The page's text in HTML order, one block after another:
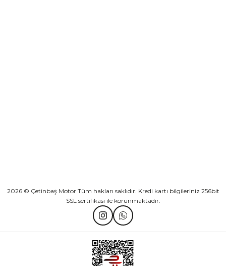
2026 © Çetinbaş Motor Tüm hakları saklıdır. Kredi kartı bilgileriniz 256bit
SSL sertifikası ile korunmaktadır.